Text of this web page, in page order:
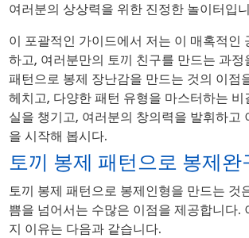
여러분의 상상력을 위한 진정한 놀이터입
이 포괄적인 가이드에서 저는 이 매혹적인
하고, 여러분만의 토끼 친구를 만드는 과
패턴으로 봉제 장난감을 만드는 것의 이점
헤치고, 다양한 패턴 유형을 마스터하는
실을 챙기고, 여러분의 창의력을 발휘하고
을 시작해 봅시다.
토끼 봉제 패턴으로 봉제
토끼 봉제 패턴으로 봉제인형을 만드는 것
쁨을 넘어서는 수많은 이점을 제공합니다.
지 이유는 다음과 같습니다.